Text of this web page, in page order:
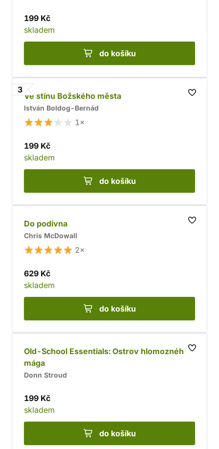
199 Kč
skladem
do košíku
3
Ve stínu Božského města
István Boldog-Bernád
1×
199 Kč
skladem
do košíku
Do podivna
Chris McDowall
2×
629 Kč
skladem
do košíku
Old-School Essentials: Ostrov hlomozného
mága
Donn Stroud
199 Kč
skladem
do košíku